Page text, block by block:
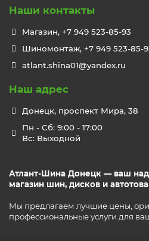
Наши контакты
Магазин, +7 949 523-85-93
Шиномонтаж, +7 949 523-85-
atlant.shina01@yandex.ru
Наш адрес
Донецк, проспект Мира, 38
Пн - Сб: 9:00 - 17:00
Вс: Выходной
Атлант-Шина Донецк — ваш
магазин шин, дисков и
Мы предлагаем лучшие цены,
профессиональные услуги для